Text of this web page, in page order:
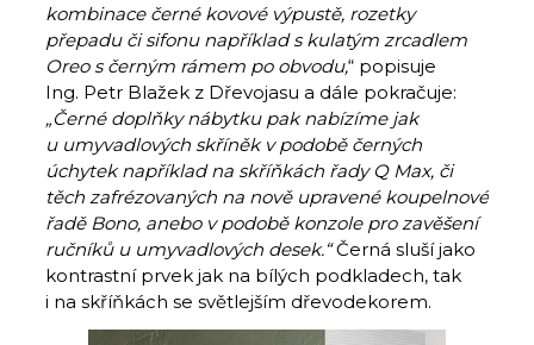
kombinace černé kovové výpustě, rozetky
přepadu či sifonu například s kulatým zrcadlem
Oreo s černým rámem po obvodu,“ popisuje
Ing. Petr Blažek z Dřevojasu a dále pokračuje:
„Černé doplňky nábytku pak nabízíme jak
u umyvadlových skříněk v podobě černých
úchytek například na skříňkách řady Q Max, či
těch zafrézovaných na nově upravené koupelnové
řadě Bono, anebo v podobě konzole pro zavěšení
ručníků u umyvadlových desek.“Černá sluší jako
kontrastní prvek jak na bílých podkladech, tak
i na skříňkách se světlejším dřevodekorem.